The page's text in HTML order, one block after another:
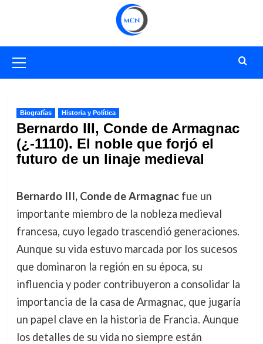
primario
Biografías Historia y Política
Bernardo III, Conde de Armagnac
(¿-1110). El noble que forjó el
futuro de un linaje medieval
Bernardo III, Conde de Armagnacfue un
importante miembro de la nobleza medieval
francesa, cuyo legado trascendió generaciones.
Aunque su vida estuvo marcada por los sucesos
que dominaron la región en su época, su
influencia y poder contribuyeron a consolidar la
importancia de la casa de Armagnac, que jugaría
un papel clave en la historia de Francia. Aunque
los detalles de su vida no siempre están